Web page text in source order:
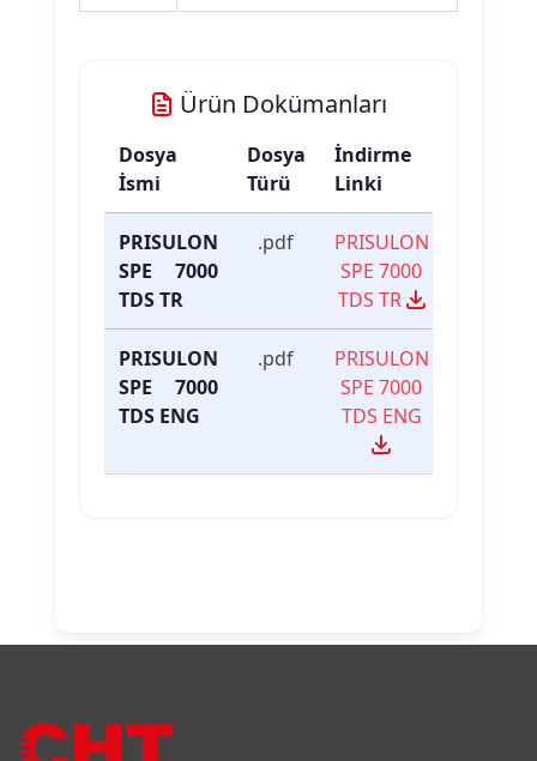
Ürün Dokümanları
Dosya
İsmi
Dosya
Türü
İndirme
Linki
PRISULON
SPE 7000
TDS TR
.pdf
PRISULON
SPE 7000
TDS TR
PRISULON
SPE 7000
TDS ENG
.pdf
PRISULON
SPE 7000
TDS ENG